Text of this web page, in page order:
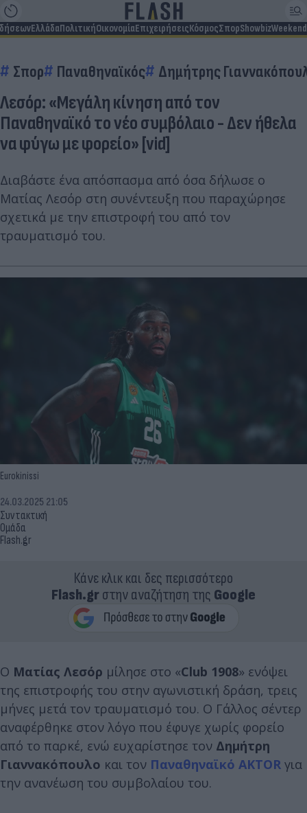
ΕλλάδαΠολιτικήΟικονομίαΕπιχειρήσειςΚόσμοςΣπορShowbizWeekend
Σπορ Παναθηναϊκός Δημήτρης
Λεσόρ: «Μεγάλη κίνηση από τον
Παναθηναϊκό το νέο συμβόλαιο - Δεν ήθελα
να φύγω με φορείο» [vid]
Διαβάστε ένα απόσπασμα από όσα δήλωσε ο
Ματίας Λεσόρ στη συνέντευξη που παραχώρησε
σχετικά με την επιστροφή του από τον
τραυματισμό του.
Eurokinissi
Συντακτική
Ομάδα
Flash.gr
24.03.2025 21:05
Κάνε κλικ και δες περισσότερο
Flash.grστην αναζήτηση της Google
Ο Ματίας Λεσόρ μίλησε στο «Club 1908» ενόψει
της επιστροφής του στην αγωνιστική δράση, τρεις
μήνες μετά τον τραυματισμό του. Ο Γάλλος σέντερ
αναφέρθηκε στον λόγο που έφυγε χωρίς φορείο
από το παρκέ, ενώ ευχαρίστησε τον Δημήτρη
Γιαννακόπουλο και τον Παναθηναϊκό AKTOR για
την ανανέωση του συμβολαίου του.